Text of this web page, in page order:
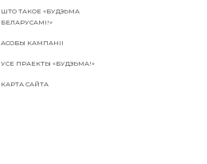
ШТО ТАКОЕ «БУДЗЬМА
БЕЛАРУСАМІ!»
АСОБЫ КАМПАНІІ
УСЕ ПРАЕКТЫ «БУДЗЬМА!»
КАРТА САЙТА